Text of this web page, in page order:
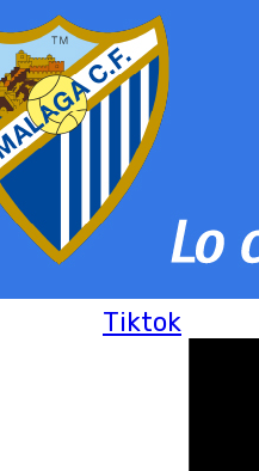
Tiktok